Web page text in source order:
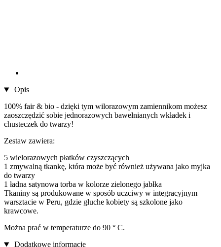
Opis
100% fair & bio - dzięki tym wilorazowym zamiennikom możesz
zaoszczędzić sobie jednorazowych bawełnianych wkładek i
chusteczek do twarzy!
Zestaw zawiera:
5 wielorazowych płatków czyszczących
1 zmywalną tkankę, która może być również używana jako myjka
do twarzy
1 ładna satynowa torba w kolorze zielonego jabłka
Tkaniny są produkowane w sposób uczciwy w integracyjnym
warsztacie w Peru, gdzie głuche kobiety są szkolone jako
krawcowe.
Można prać w temperaturze do 90 ° C.
Dodatkowe informacje